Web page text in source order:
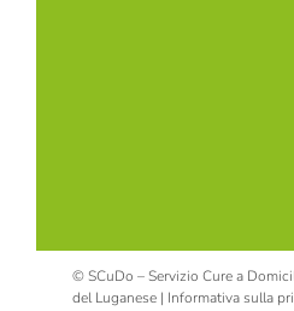
© SCuDo – Servizio Cure a
del Luganese | Informativa sulla